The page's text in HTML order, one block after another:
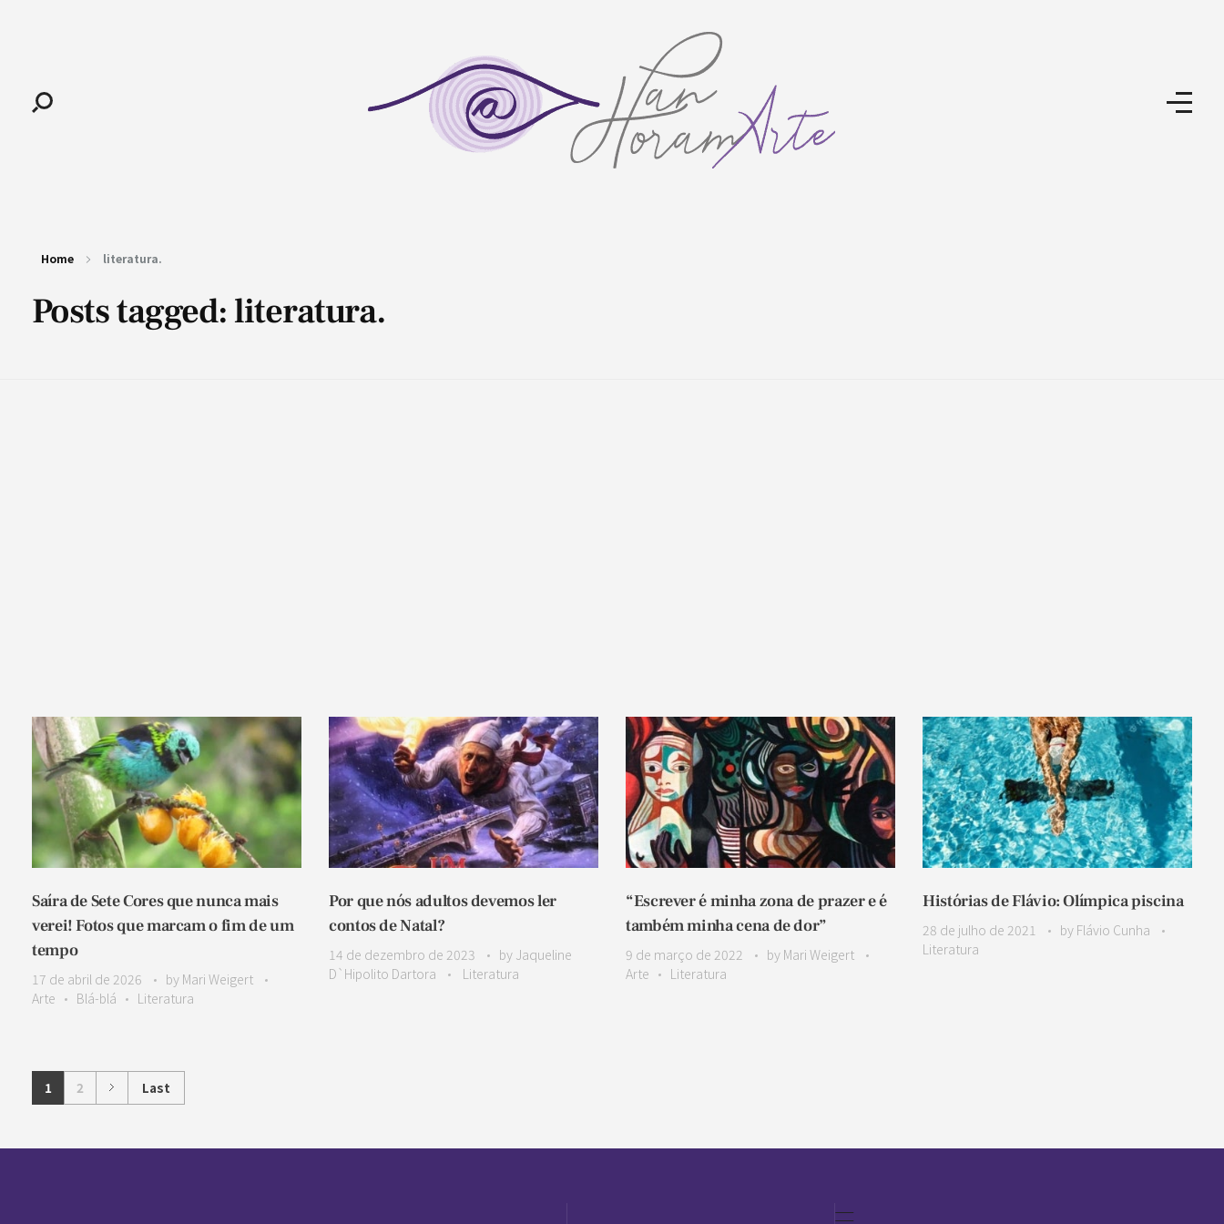
Home literatura.
Posts tagged: literatura.
Saíra de Sete Cores que nunca mais
verei! Fotos que marcam o fim de um
tempo
17 de abril de 2026 by Mari Weigert
Arte
Blá-blá Literatura
Por que nós adultos devemos ler
contos de Natal?
14 de dezembro de 2023 by Jaqueline
D`Hipolito Dartora
Literatura
“Escrever é minha zona de prazer e é
também minha cena de dor”
9 de março de 2022 by Mari Weigert
Arte
Literatura
Histórias de Flávio: Olímpica piscina
28 de julho de 2021 by Flávio Cunha
Literatura
1 2 Last